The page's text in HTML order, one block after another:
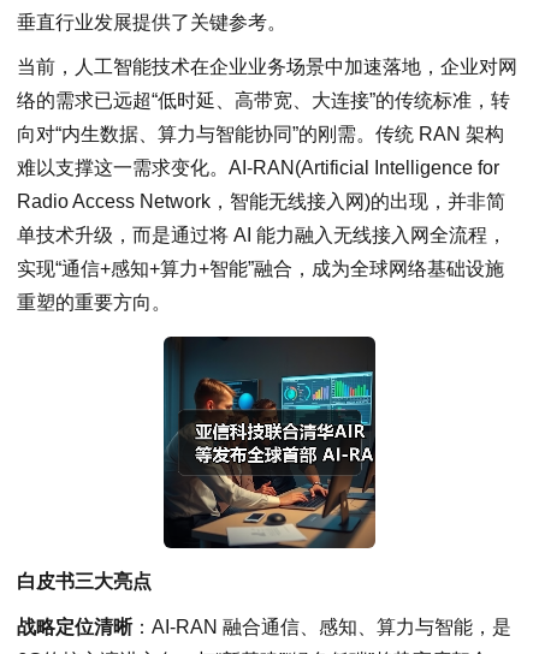
垂直行业发展提供了关键参考。
当前，人工智能技术在企业业务场景中加速落地，企业对网
络的需求已远超“低时延、高带宽、大连接”的传统标准，转
向对“内生数据、算力与智能协同”的刚需。传统 RAN 架构
难以支撑这一需求变化。AI-RAN(Artificial Intelligence for
Radio Access Network，智能无线接入网)的出现，并非简
单技术升级，而是通过将 AI 能力融入无线接入网全流程，
实现“通信+感知+算力+智能”融合，成为全球网络基础设施
重塑的重要方向。
白皮书三大亮点
战略定位清晰：AI-RAN 融合通信、感知、算力与智能，是